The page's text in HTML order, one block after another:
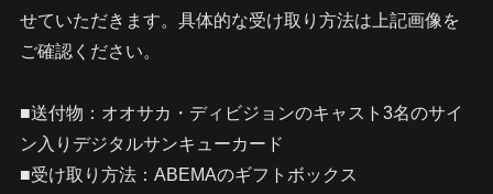
せていただきます。具体的な受け取り方法は上記画像を
ご確認ください。
■送付物：オオサカ・ディビジョンのキャスト3名のサイ
ン入りデジタルサンキューカード
■受け取り方法：ABEMAのギフトボックス